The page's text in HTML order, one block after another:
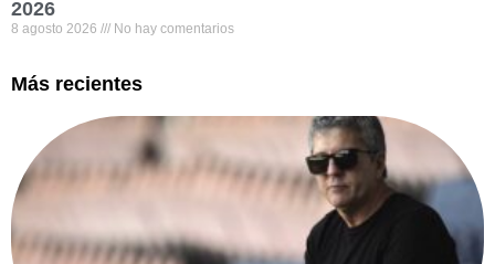
2026
8 agosto 2026 No hay comentarios
Más recientes